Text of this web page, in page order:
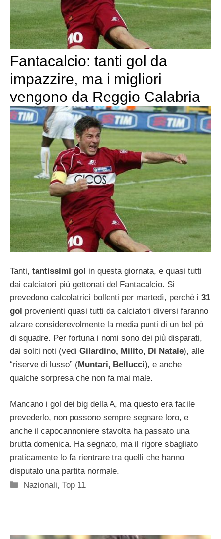
Fantacalcio: tanti gol da
impazzire, ma i migliori
vengono da Reggio Calabria
Tanti, tantissimi gol in questa giornata, e quasi tutti
dai calciatori più gettonati del Fantacalcio. Si
prevedono calcolatrici bollenti per martedì, perchè i 31
gol provenienti quasi tutti da calciatori diversi faranno
alzare considerevolmente la media punti di un bel pò
di squadre. Per fortuna i nomi sono dei più disparati,
dai soliti noti (vedi Gilardino, Milito, Di Natale), alle
“riserve di lusso” (Muntari, Bellucci), e anche
qualche sorpresa che non fa mai male.
Mancano i gol dei big della A, ma questo era facile
prevederlo, non possono sempre segnare loro, e
anche il capocannoniere stavolta ha passato una
brutta domenica. Ha segnato, ma il rigore sbagliato
praticamente lo fa rientrare tra quelli che hanno
disputato una partita normale.
Categorie
Nazionali,Top 11